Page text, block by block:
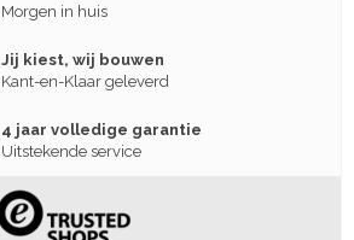
Morgen in huis
Jij kiest, wij bouwen
Kant-en-Klaar geleverd
4 jaar volledige garantie
Uitstekende service